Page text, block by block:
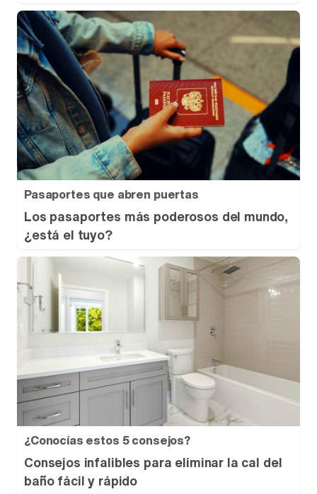
Pasaportes que abren puertas
Los pasaportes más poderosos del mundo,
¿está el tuyo?
¿Conocías estos 5 consejos?
Consejos infalibles para eliminar la cal del
baño fácil y rápido